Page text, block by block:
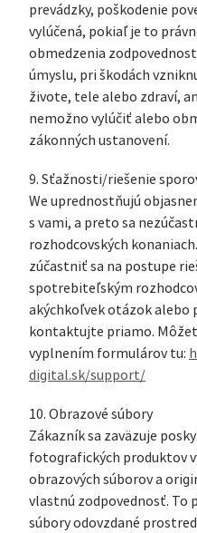
prevádzky, poškodenie
vylúčená, pokiaľ je to
obmedzenia
úmyslu, pri škodách
živote, tele alebo zdraví,
nemožno vylúčiť alebo
zákonných ustanovení.
9. Sťažnosti/riešenie
We uprednostňujú
s vami, a preto sa
rozhodcovských
zúčastniť sa na postupe
spotrebiteľským
akýchkoľvek otázok alebo
kontaktujte priamo.
vyplnením formulárov tu:
digital.sk/support/
10. Obrazové súbory
Zákazník sa zaväzuje
fotografických produktov
obrazových súborov a
vlastnú zodpovednosť. To
súbory odovzdané